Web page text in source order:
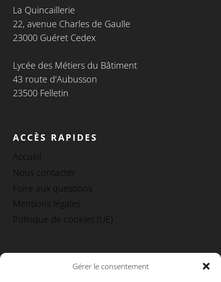
Gérer le consentement
La Quincaillerie
22, avenue Charles de Gaulle
23000 Guéret Cedex
Lycée des Métiers du Bâtiment
43 route d’Aubusson
23500 Felletin
ACCÈS RAPIDES
Accueil
Nous contacter
Foire aux questions
Mentions légales
Politique de cookies (UE)
INFOLETTRE